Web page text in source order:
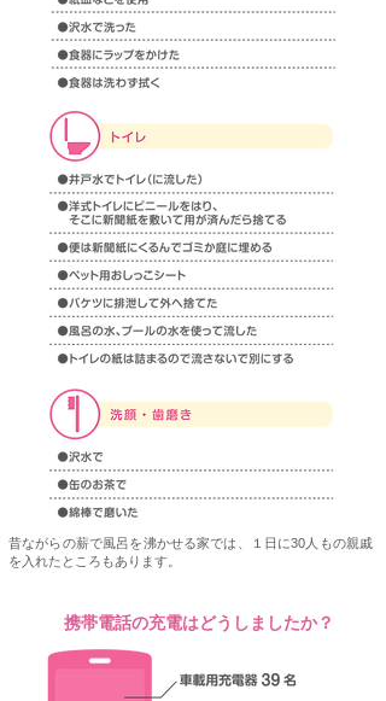
昔ながらの薪で風呂を沸かせる家では、１日に30人もの親戚
を入れたところもあります。
携帯電話の充電はどうしましたか？